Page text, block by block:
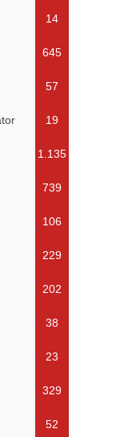
14
645
57
19
1.135
739
106
229
202
38
23
329
52